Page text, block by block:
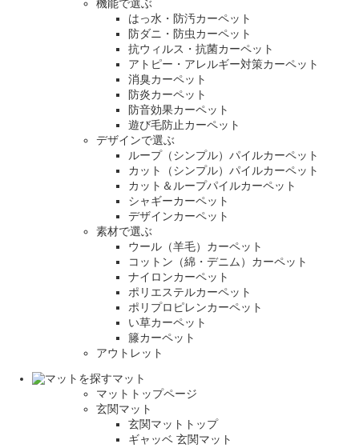
機能で選ぶ
はっ水・防汚カーペット
防ダニ・防虫カーペット
抗ウィルス・抗菌カーペット
アトピー・アレルギー対策カーペット
消臭カーペット
防炎カーペット
防音効果カーペット
遊び毛防止カーペット
デザインで選ぶ
ループ（シンプル）パイルカーペット
カット（シンプル）パイルカーペット
カット＆ループパイルカーペット
シャギーカーペット
デザインカーペット
素材で選ぶ
ウール（羊毛）カーペット
コットン（綿・デニム）カーペット
ナイロンカーペット
ポリエステルカーペット
ポリプロピレンカーペット
い草カーペット
籐カーペット
アウトレット
マット
マットトップページ
玄関マット
玄関マットトップ
ギャッベ 玄関マット